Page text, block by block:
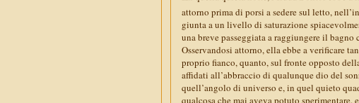
attorno prima di porsi a sedere sul letto,
giunta a un livello di saturazione
una breve passeggiata a raggiungere il bagno
Osservandosi attorno, ella ebbe a verificare
proprio fianco, quanto, sul fronte opposto
affidati all’abbraccio di qualunque dio del
quell’angolo di universo e, in quel quieto
qualcosa che mai aveva potuto sperimentare,